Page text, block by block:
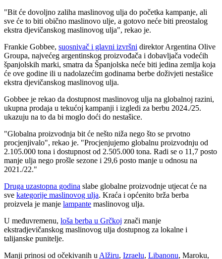
"Bit će dovoljno zaliha maslinovog ulja do početka kampanje, ali
sve će to biti obično maslinovo ulje, a gotovo neće biti preostalog
ekstra djevičanskog maslinovog ulja", rekao je.
Frankie Gobbee, suosnivač i glavni izvršni direktor Argentina Olive
Groupa, najvećeg argentinskog proizvođača i dobavljača vodećih
španjolskih marki, smatra da Španjolska neće biti jedina zemlja koja
će ove godine ili u nadolazećim godinama berbe doživjeti nestašice
ekstra djevičanskog maslinovog ulja.
Gobbee je rekao da dostupnost maslinovog ulja na globalnoj razini,
ukupna prodaja u tekućoj kampanji i izgledi za berbu 2024./25.
ukazuju na to da bi moglo doći do nestašice.
"Globalna proizvodnja bit će nešto niža nego što se prvotno
procjenjivalo", rekao je. "Procjenjujemo globalnu proizvodnju od
2.105.000 tona i dostupnost od 2.505.000 tona. Radi se o 11,7 posto
manje ulja nego prošle sezone i 29,6 posto manje u odnosu na
2021./22."
Druga uzastopna godina slabe globalne proizvodnje utjecat će na
sve kategorije maslinovog ulja. Kraća i općenito brža berba
proizvela je manje lampante maslinovog ulja.
U međuvremenu, loša berba u Grčkoj znači manje
ekstradjevičanskog maslinovog ulja dostupnog za lokalne i
talijanske punitelje.
Manji prinosi od očekivanih u Alžiru, Izraelu, Libanonu, Maroku,